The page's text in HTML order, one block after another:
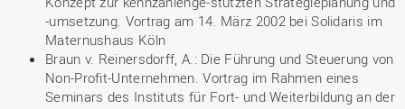
-umsetzung. Vortrag am 14. März 2002 bei Solidaris im
Maternushaus Köln
Braun v. Reinersdorff, A.: Die Führung und Steuerung von
Non-Profit-Unternehmen. Vortrag im Rahmen eines
Seminars des Instituts für Fort- und Weiterbildung an der